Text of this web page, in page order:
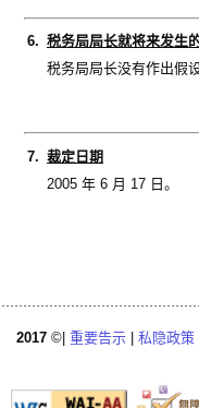
6. 税务局局长就将来发生
税务局局长没有作出假设
7. 裁定日期
2005 年 6 月 17 日。
2017 ©| 重要告示 | 私隐政策